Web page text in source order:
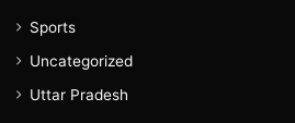
Sports
Uncategorized
Uttar Pradesh